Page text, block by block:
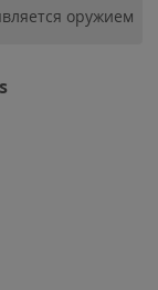
оружием